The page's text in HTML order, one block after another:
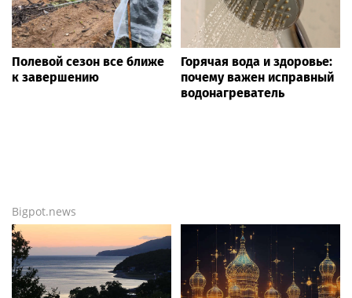
Полевой сезон все ближе
к завершению
Горячая вода и здоровье:
почему важен исправный
водонагреватель
Bigpot.news